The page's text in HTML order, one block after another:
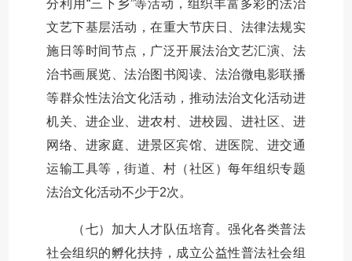
分利用“三下乡”等活动，组织丰富多彩的法治
文艺下基层活动，在重大节庆日、法律法规实
施日等时间节点，广泛开展法治文艺汇演、法
治书画展览、法治图书阅读、法治微电影联播
等群众性法治文化活动，推动法治文化活动进
机关、进企业、进农村、进校园、进社区、进
网络、进家庭、进景区宾馆、进医院、进交通
运输工具等，街道、村（社区）每年组织专题
法治文化活动不少于2次。
（七）加大人才队伍培育。强化各类普法
社会组织的孵化扶持，成立公益性普法社会组